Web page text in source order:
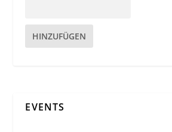
HINZUFÜGEN
EVENTS